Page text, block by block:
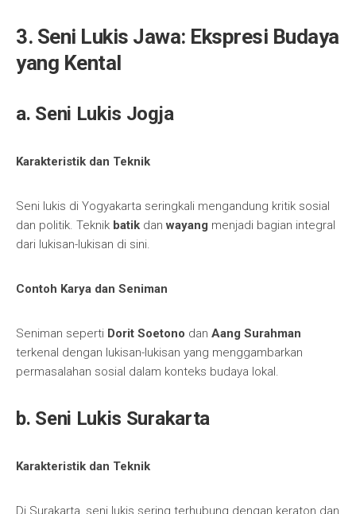
3. Seni Lukis Jawa: Ekspresi Budaya
yang Kental
a. Seni Lukis Jogja
Karakteristik dan Teknik
Seni lukis di Yogyakarta seringkali mengandung kritik sosial
dan politik. Teknik batik danwayang menjadi bagian integral
dari lukisan-lukisan di sini.
Contoh Karya dan Seniman
Seniman seperti Dorit Soetono dan Aang Surahman
terkenal dengan lukisan-lukisan yang menggambarkan
permasalahan sosial dalam konteks budaya lokal.
b. Seni Lukis Surakarta
Karakteristik dan Teknik
Di Surakarta, seni lukis sering terhubung dengan keraton dan